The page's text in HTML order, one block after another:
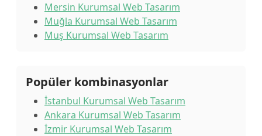
Mersin Kurumsal Web Tasarım
Muğla Kurumsal Web Tasarım
Muş Kurumsal Web Tasarım
Popüler kombinasyonlar
İstanbul Kurumsal Web Tasarım
Ankara Kurumsal Web Tasarım
İzmir Kurumsal Web Tasarım